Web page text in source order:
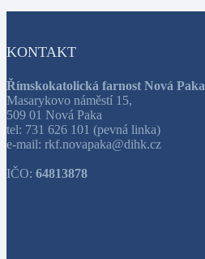
KONTAKT
Římskokatolická farnost Nová Paka
Masarykovo náměstí 15,
509 01 Nová Paka
tel: 731 626 101 (pevná linka)
e-mail: rkf.novapaka@dihk.cz
IČO: 64813878